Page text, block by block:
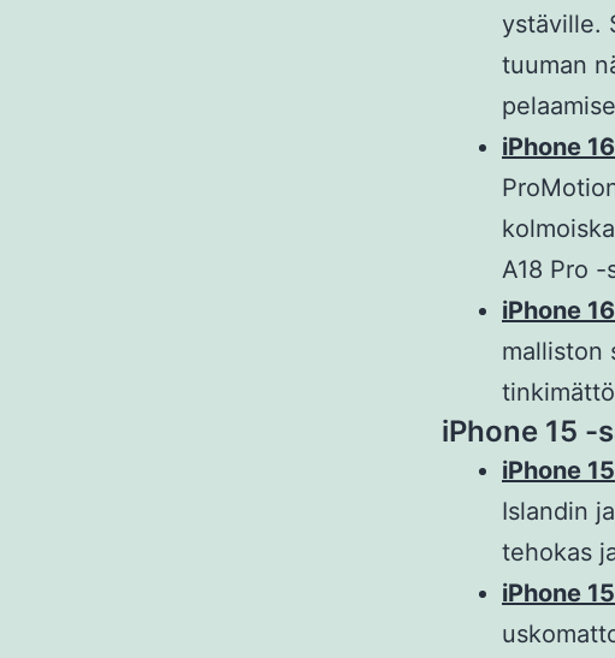
ystäville.
tuuman
iPhone
A18 Pro
iPhone
malliston
iPhone 15 -
iPhone 15
Islandin
tehokas
iPhone